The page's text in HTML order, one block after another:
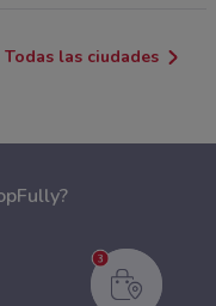
Todas las ciudades